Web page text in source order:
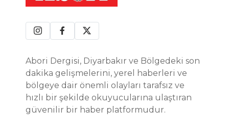
Abori Dergisi, Diyarbakır ve Bölgedeki son
dakika gelişmelerini, yerel haberleri ve
bölgeye dair önemli olayları tarafsız ve
hızlı bir şekilde okuyucularına ulaştıran
güvenilir bir haber platformudur.